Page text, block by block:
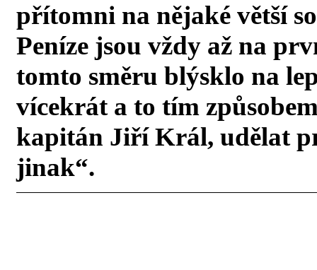
přítomni na nějaké větší
Peníze jsou vždy až na
tomto směru blýsklo na
vícekrát a to tím
kapitán Jiří Král, udělat
jinak“.